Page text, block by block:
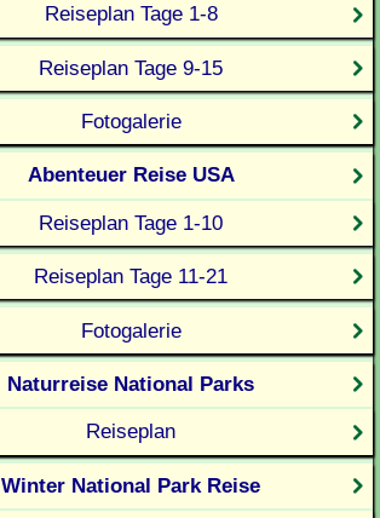
Reiseplan Tage 1-8
Reiseplan Tage 9-15
Fotogalerie
Abenteuer Reise USA
Reiseplan Tage 1-10
Reiseplan Tage 11-21
Fotogalerie
Naturreise National Parks
Reiseplan
Winter National Park Reise